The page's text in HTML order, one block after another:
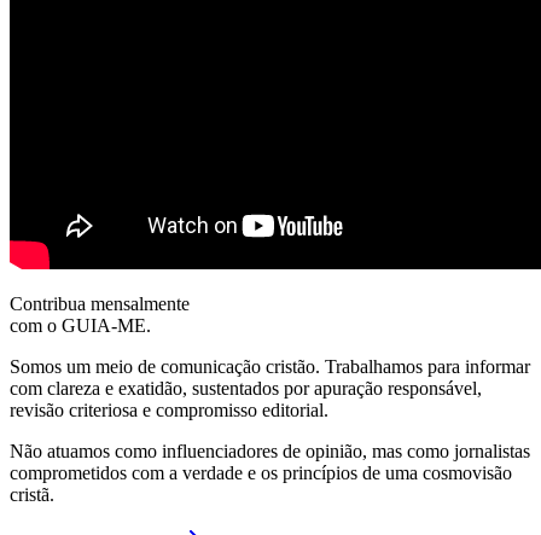
Contribua mensalmente
com o GUIA-ME.
Somos um meio de comunicação cristão. Trabalhamos para informar
com clareza e exatidão, sustentados por apuração responsável,
revisão criteriosa e compromisso editorial.
Não atuamos como influenciadores de opinião, mas como jornalistas
comprometidos com a verdade e os princípios de uma cosmovisão
cristã.